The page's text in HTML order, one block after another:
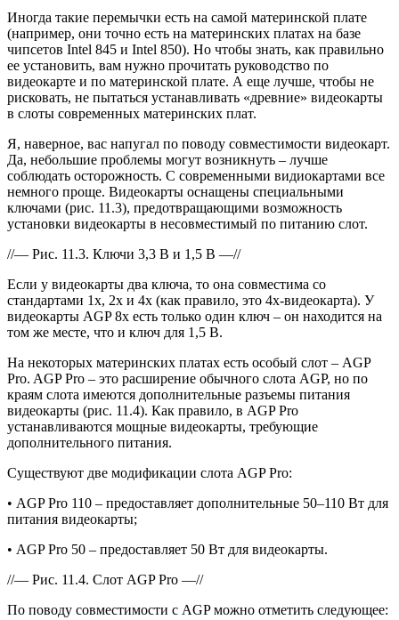
Иногда такие перемычки есть на самой материнской плате
(например, они точно есть на материнских платах на базе
чипсетов Intel 845 и Intel 850). Но чтобы знать, как правильно
ее установить, вам нужно прочитать руководство по
видеокарте и по материнской плате. А еще лучше, чтобы не
рисковать, не пытаться устанавливать «древние» видеокарты
в слоты современных материнских плат.
Я, наверное, вас напугал по поводу совместимости видеокарт.
Да, небольшие проблемы могут возникнуть – лучше
соблюдать осторожность. С современными видиокартами все
немного проще. Видеокарты оснащены специальными
ключами (рис. 11.3), предотвращающими возможность
установки видеокарты в несовместимый по питанию слот.
//— Рис. 11.3. Ключи 3,3 В и 1,5 В —//
Если у видеокарты два ключа, то она совместима со
стандартами 1x, 2x и 4x (как правило, это 4x-видеокарта). У
видеокарты AGP 8x есть только один ключ – он находится на
том же месте, что и ключ для 1,5 В.
На некоторых материнских платах есть особый слот – AGP
Pro. AGP Pro – это расширение обычного слота AGP, но по
краям слота имеются дополнительные разъемы питания
видеокарты (рис. 11.4). Как правило, в AGP Pro
устанавливаются мощные видеокарты, требующие
дополнительного питания.
Существуют две модификации слота AGP Pro:
• AGP Pro 110 – предоставляет дополнительные 50–110 Вт для
питания видеокарты;
• AGP Pro 50 – предоставляет 50 Вт для видеокарты.
//— Рис. 11.4. Слот AGP Pro —//
По поводу совместимости с AGP можно отметить следующее: